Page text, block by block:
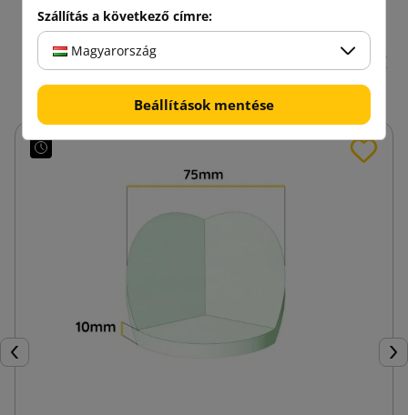
16 hasonló termékek
ugyanazon kategóriában:
Előző
Szállítás a következő címre:
Magyarország
Beállítások mentése